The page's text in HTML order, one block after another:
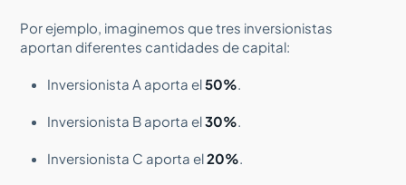
Por ejemplo, imaginemos que tres inversionistas
aportan diferentes cantidades de capital:
Inversionista A aporta el50%
Inversionista B aporta el30%
Inversionista C aporta el20%